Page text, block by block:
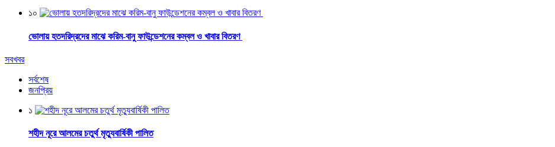
১০
ভোলায় হতদরিদ্রদের মাঝে করিম-বানু ফাউন্ডেশনের কম্বল ও খাবার বিতরণ
সবখবর
সর্বশেষ
জনপ্রিয়
১
শহীদ নূরে আলমের চতুর্থ মৃত্যুবার্ষিকী পালিত